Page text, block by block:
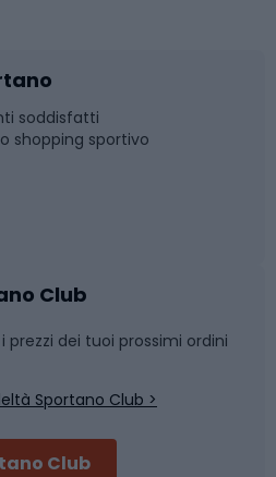
soddisfatti
shopping sportivo
Club
dei tuoi prossimi ordini
Sportano Club >
Club